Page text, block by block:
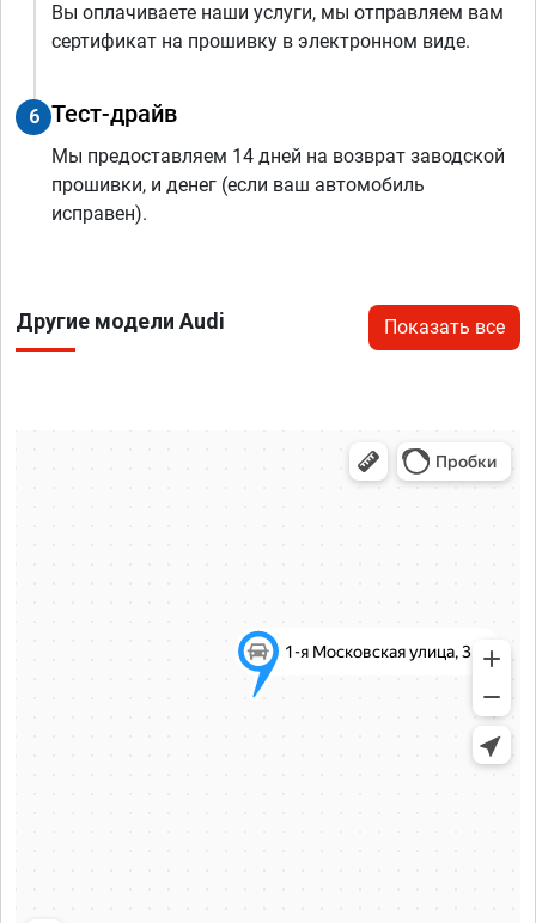
Вы оплачиваете наши услуги, мы отправляем вам
сертификат на прошивку в электронном виде.
6 Тест-драйв
Мы предоставляем 14 дней на возврат заводской
прошивки, и денег (если ваш автомобиль
исправен).
Другие модели Audi Показать все